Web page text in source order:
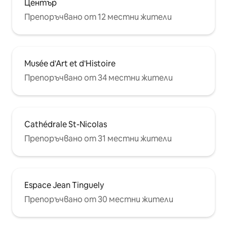
Център
Препоръчвано от 12 местни жители
Musée d'Art et d'Histoire
Препоръчвано от 34 местни жители
Cathédrale St-Nicolas
Препоръчвано от 31 местни жители
Espace Jean Tinguely
Препоръчвано от 30 местни жители